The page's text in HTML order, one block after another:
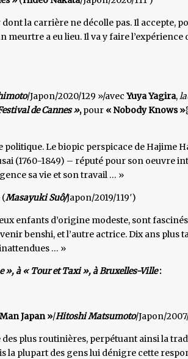
dont la carrière ne décolle pas. Il accepte,
meurtre a eu lieu. Il va y faire l’expérience
/Japon/2020/129 »/avec Yuya Yagira,
de Cannes »,pour « Nobody Knows »{
politique. Le biopic perspicace de Hajime
(1760-1849) – réputé pour son oeuvre
sa vie et son travail … »
(Masayuki Suô/Japon/2019/119′)
enfants d’origine modeste, sont
benshi, et l’autre actrice. Dix ans plus
… »
», à « Tour et Taxi », à Bruxelles-Ville:
Japan »/Hitoshi Matsumoto/Japon/
des plus routinières, perpétuant ainsi la
la plupart des gens lui dénigre cette